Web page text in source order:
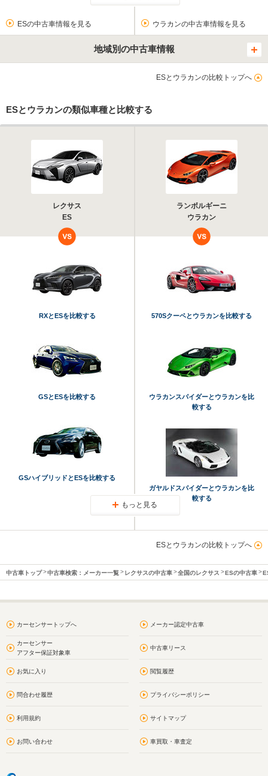
ESの中古車情報を見る ウラカンの中古車情報を見る
地域別の中古車情報
ESとウラカンの比較トップへ
ESとウラカンの類似車種と比較する
レクサス
ES
ランボルギーニ
ウラカン
RXとESを比較する
GSとESを比較する
GSハイブリッドとESを比較する
570Sクーペとウラカンを比較する
ウラカンスパイダーとウラカンを比
較する
ガヤルドスパイダーとウラカンを比
較する
もっと見る
ESとウラカンの比較トップへ
中古車トップ 中古車検索：メーカー一覧 レクサスの中古車 全国のレクサス ESの中古車
カーセンサートップへ メーカー認定中古車
カーセンサー
アフター保証対象車
中古車リース
お気に入り 閲覧履歴
問合わせ履歴 プライバシーポリシー
利用規約 サイトマップ
お問い合わせ 車買取・車査定